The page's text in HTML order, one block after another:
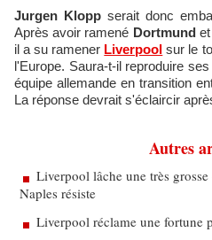
Jurgen Klopp serait donc
Après avoir ramené Dortmundet
il a su ramener Liverpool sur le
l'Europe. Saura-t-il reproduire
équipe allemande en transition
La réponse devrait s'éclaircir
Autres
Liverpool lâche une très
Naples résiste
Liverpool réclame une fortune